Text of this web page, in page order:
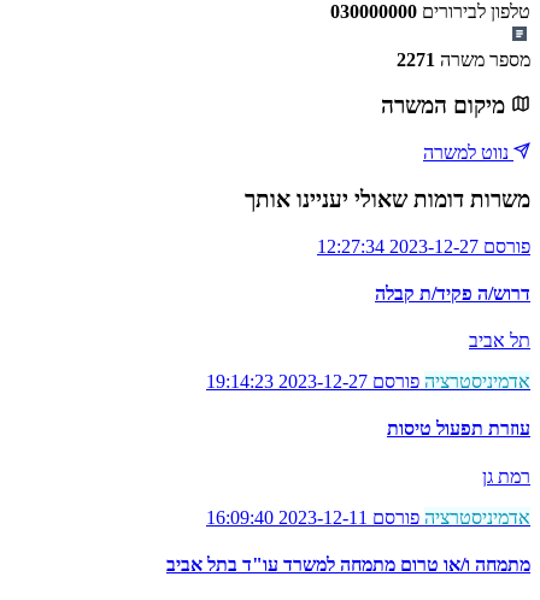
טלפון לבירורים 030000000
מספר משרה 2271
מיקום המשרה
נווט למשרה
משרות דומות שאולי יעניינו אותך
פורסם 2023-12-27 12:27:34
דרוש/ה פקיד/ת קבלה
תל אביב
אדמיניסטרציה פורסם 2023-12-27 19:14:23
עוזרת תפעול טיסות
רמת גן
אדמיניסטרציה פורסם 2023-12-11 16:09:40
מתמחה ו/או טרום מתמחה למשרד עו"ד בתל אביב